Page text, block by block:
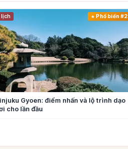
lịch Phổ biến #2
Gyoen: điểm nhấn và lộ trình dạo
cho lần đầu